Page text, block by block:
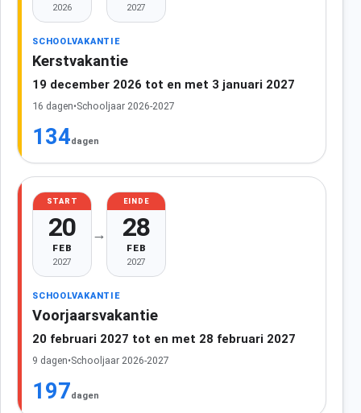
2026 2027
SCHOOLVAKANTIE
Kerstvakantie
19 december 2026 tot en met 3 januari 2027
16 dagen•Schooljaar 2026-2027
134dagen
START
20
FEB
2027
→
EINDE
28
FEB
2027
SCHOOLVAKANTIE
Voorjaarsvakantie
20 februari 2027 tot en met 28 februari 2027
9 dagen•Schooljaar 2026-2027
197dagen